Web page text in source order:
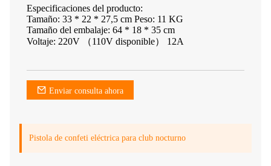
Especificaciones del producto:
Tamaño: 33 * 22 * ​​27,5 cm Peso: 11 KG
Tamaño del embalaje: 64 * 18 * 35 cm
Voltaje: 220V （110V disponible） 12A
Enviar consulta ahora
Pistola de confeti eléctrica para club nocturno